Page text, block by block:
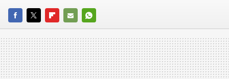
FACEBOOK
TWITTERFLIPBOARD
E-
MAIL
WHATSAPP